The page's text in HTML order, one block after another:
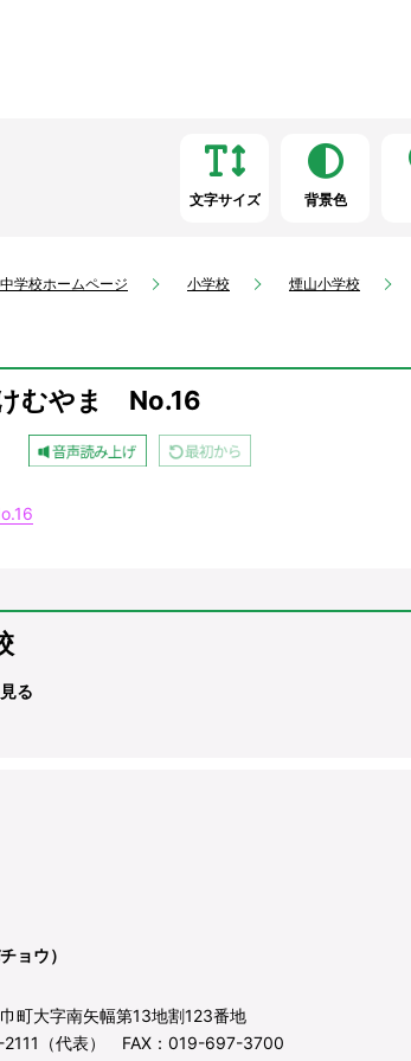
文字サイズ 背景色
学校ホームページ 小学校 煙山小学校
むやま No.16
る
ョウ）
町大字南矢幅第13地割123番地
（代表） FAX：019-697-3700